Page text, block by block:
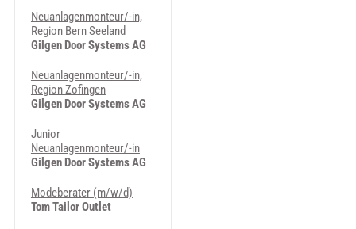
Neuanlagenmonteur/-in,
Region Bern Seeland
Gilgen Door Systems AG
Neuanlagenmonteur/-in,
Region Zofingen
Gilgen Door Systems AG
Junior
Neuanlagenmonteur/-in
Gilgen Door Systems AG
Modeberater (m/w/d)
Tom Tailor Outlet